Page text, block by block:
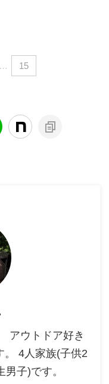
… 15
アウトドア好き
。 4人家族(子供2
子)です。